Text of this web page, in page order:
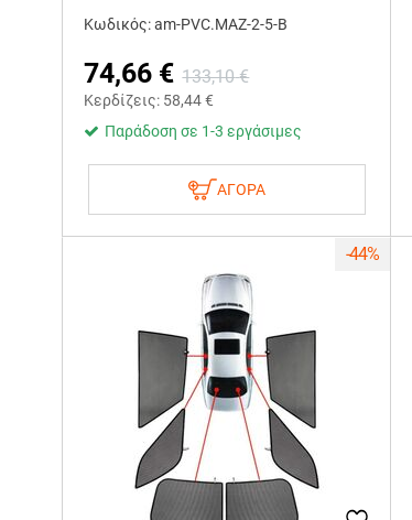
Κωδικός: am-PVC.MAZ-2-5-B
74,66 € 133,10 €
Κερδίζεις: 58,44€
Παράδοση σε 1-3 εργάσιμες
ΑΓΟΡΑ
-44%